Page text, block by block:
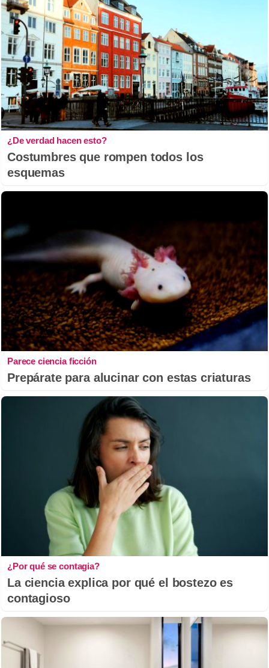
¿De verdad hacen esto?
Costumbres que rompen todos los
esquemas
Parece ciencia ficción
Prepárate para alucinar con estas criaturas
¿Por qué se contagia?
La ciencia explica por qué el bostezo es
contagioso